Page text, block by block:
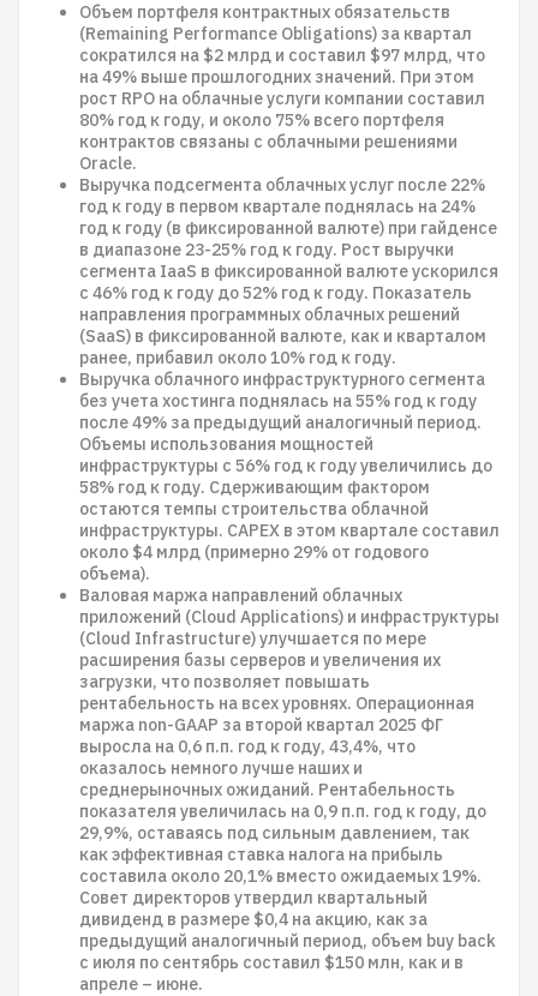
Объем портфеля контрактных обязательств
(Remaining Performance Obligations) за квартал
сократился на $2 млрд и составил $97 млрд, что
на 49% выше прошлогодних значений. При этом
рост RPO на облачные услуги компании составил
80% год к году, и около 75% всего портфеля
контрактов связаны с облачными решениями
Oracle.
Выручка подсегмента облачных услуг после 22%
год к году в первом квартале поднялась на 24%
год к году (в фиксированной валюте) при гайденсе
в диапазоне 23-25% год к году. Рост выручки
сегмента IaaS в фиксированной валюте ускорился
с 46% год к году до 52% год к году. Показатель
направления программных облачных решений
(SaaS) в фиксированной валюте, как и кварталом
ранее, прибавил около 10% год к году.
Выручка облачного инфраструктурного сегмента
без учета хостинга поднялась на 55% год к году
после 49% за предыдущий аналогичный период.
Объемы использования мощностей
инфраструктуры с 56% год к году увеличились до
58% год к году. Сдерживающим фактором
остаются темпы строительства облачной
инфраструктуры. CAPEX в этом квартале составил
около $4 млрд (примерно 29% от годового
объема).
Валовая маржа направлений облачных
приложений (Cloud Applications) и инфраструктуры
(Cloud Infrastructure) улучшается по мере
расширения базы серверов и увеличения их
загрузки, что позволяет повышать
рентабельность на всех уровнях. Операционная
маржа non-GAAP за второй квартал 2025 ФГ
выросла на 0,6 п.п. год к году, 43,4%, что
оказалось немного лучше наших и
среднерыночных ожиданий. Рентабельность
показателя увеличилась на 0,9 п.п. год к году, до
29,9%, оставаясь под сильным давлением, так
как эффективная ставка налога на прибыль
составила около 20,1% вместо ожидаемых 19%.
Совет директоров утвердил квартальный
дивиденд в размере $0,4 на акцию, как за
предыдущий аналогичный период, объем buy back
с июля по сентябрь составил $150 млн, как и в
апреле – июне.